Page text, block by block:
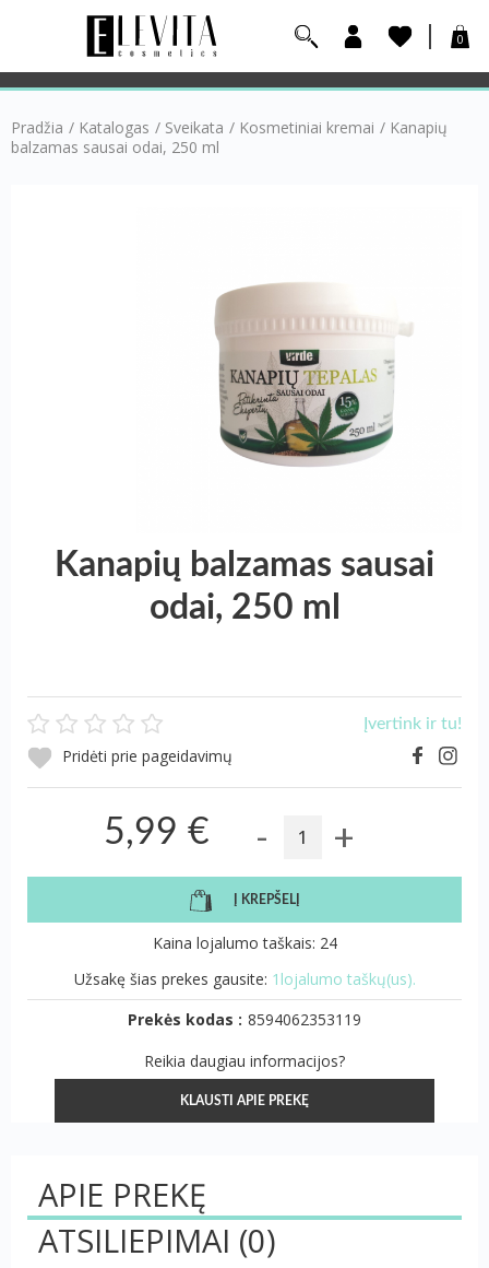
0
Pradžia / Katalogas / Sveikata / Kosmetiniai kremai / Kanapių
balzamas sausai odai, 250 ml
Kanapių balzamas sausai
odai, 250 ml
Įvertink ir tu!
Pridėti prie pageidavimų
5,99 € - +
Į KREPŠELĮ
Kaina lojalumo taškais: 24
Užsakę šias prekes gausite: 1lojalumo taškų(us).
Prekės kodas : 8594062353119
Reikia daugiau informacijos?
KLAUSTI APIE PREKĘ
APIE PREKĘ
ATSILIEPIMAI (0)